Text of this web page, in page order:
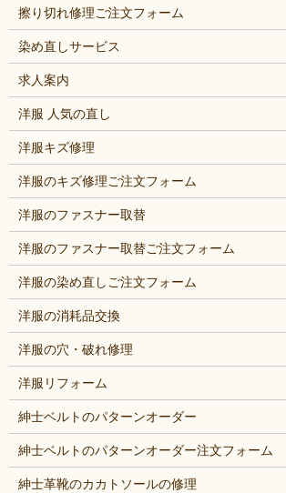
擦り切れ修理ご注文フォーム
染め直しサービス
求人案内
洋服 人気の直し
洋服キズ修理
洋服のキズ修理ご注文フォーム
洋服のファスナー取替
洋服のファスナー取替ご注文フォーム
洋服の染め直しご注文フォーム
洋服の消耗品交換
洋服の穴・破れ修理
洋服リフォーム
紳士ベルトのパターンオーダー
紳士ベルトのパターンオーダー注文フォーム
紳士革靴のカカトソールの修理